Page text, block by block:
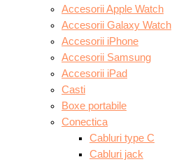
Accesorii Apple Watch
Accesorii Galaxy Watch
Accesorii iPhone
Accesorii Samsung
Accesorii iPad
Casti
Boxe portabile
Conectica
Cabluri type C
Cabluri jack